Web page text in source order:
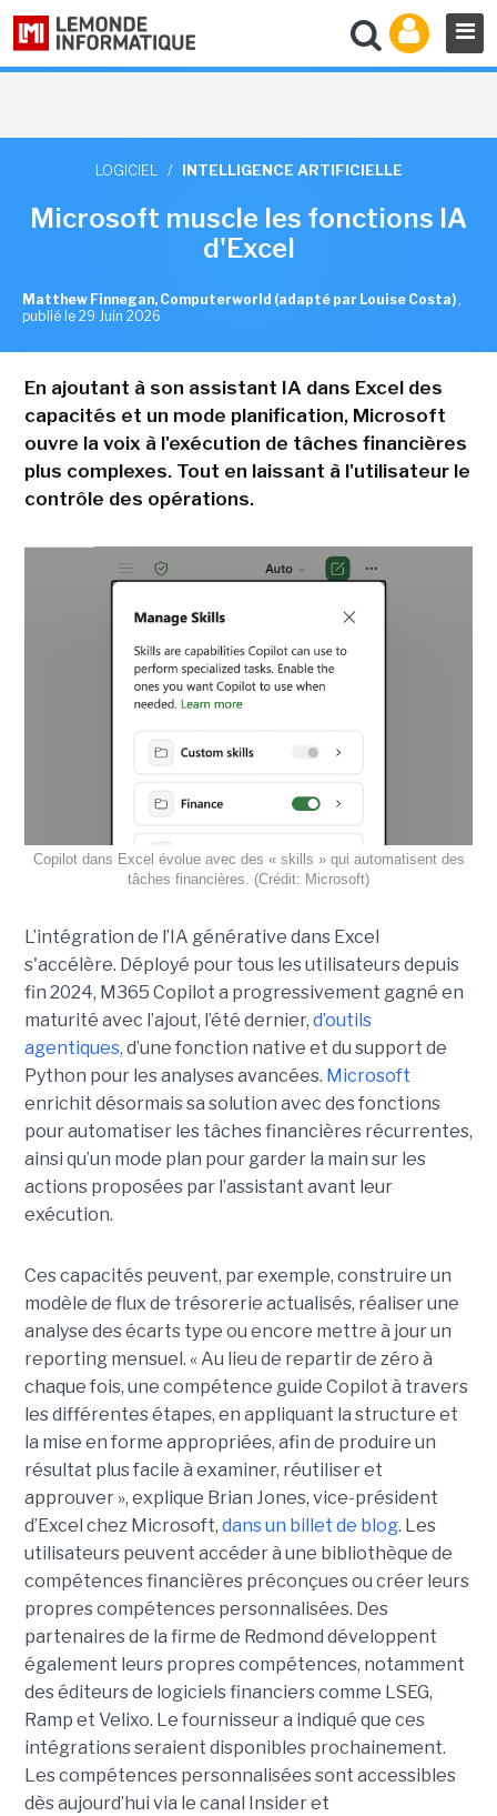
LOGICIEL / INTELLIGENCE ARTIFICIELLE
Microsoft muscle les fonctions IA
d'Excel
Matthew Finnegan, Computerworld (adapté par Louise Costa) ,
publié le 29 Juin 2026
En ajoutant à son assistant IA dans Excel des
capacités et un mode planification, Microsoft
ouvre la voix à l'exécution de tâches financières
plus complexes. Tout en laissant à l'utilisateur le
contrôle des opérations.
Copilot dans Excel évolue avec des « skills » qui automatisent des
tâches financières. (Crédit: Microsoft)
L’intégration de l’IA générative dans Excel
s'accélère. Déployé pour tous les utilisateurs depuis
fin 2024, M365 Copilot a progressivement gagné en
maturité avec l’ajout, l’été dernier, d’outils
agentiques, d’une fonction native et du support de
Python pour les analyses avancées. Microsoft
enrichit désormais sa solution avec des fonctions
pour automatiser les tâches financières récurrentes,
ainsi qu’un mode plan pour garder la main sur les
actions proposées par l’assistant avant leur
exécution.
Ces capacités peuvent, par exemple, construire un
modèle de flux de trésorerie actualisés, réaliser une
analyse des écarts type ou encore mettre à jour un
reporting mensuel. « Au lieu de repartir de zéro à
chaque fois, une compétence guide Copilot à travers
les différentes étapes, en appliquant la structure et
la mise en forme appropriées, afin de produire un
résultat plus facile à examiner, réutiliser et
approuver », explique Brian Jones, vice-président
d’Excel chez Microsoft, dans un billet de blog. Les
utilisateurs peuvent accéder à une bibliothèque de
compétences financières préconçues ou créer leurs
propres compétences personnalisées. Des
partenaires de la firme de Redmond développent
également leurs propres compétences, notamment
des éditeurs de logiciels financiers comme LSEG,
Ramp et Velixo. Le fournisseur a indiqué que ces
intégrations seraient disponibles prochainement.
Les compétences personnalisées sont accessibles
dès aujourd’hui via le canal Insider et